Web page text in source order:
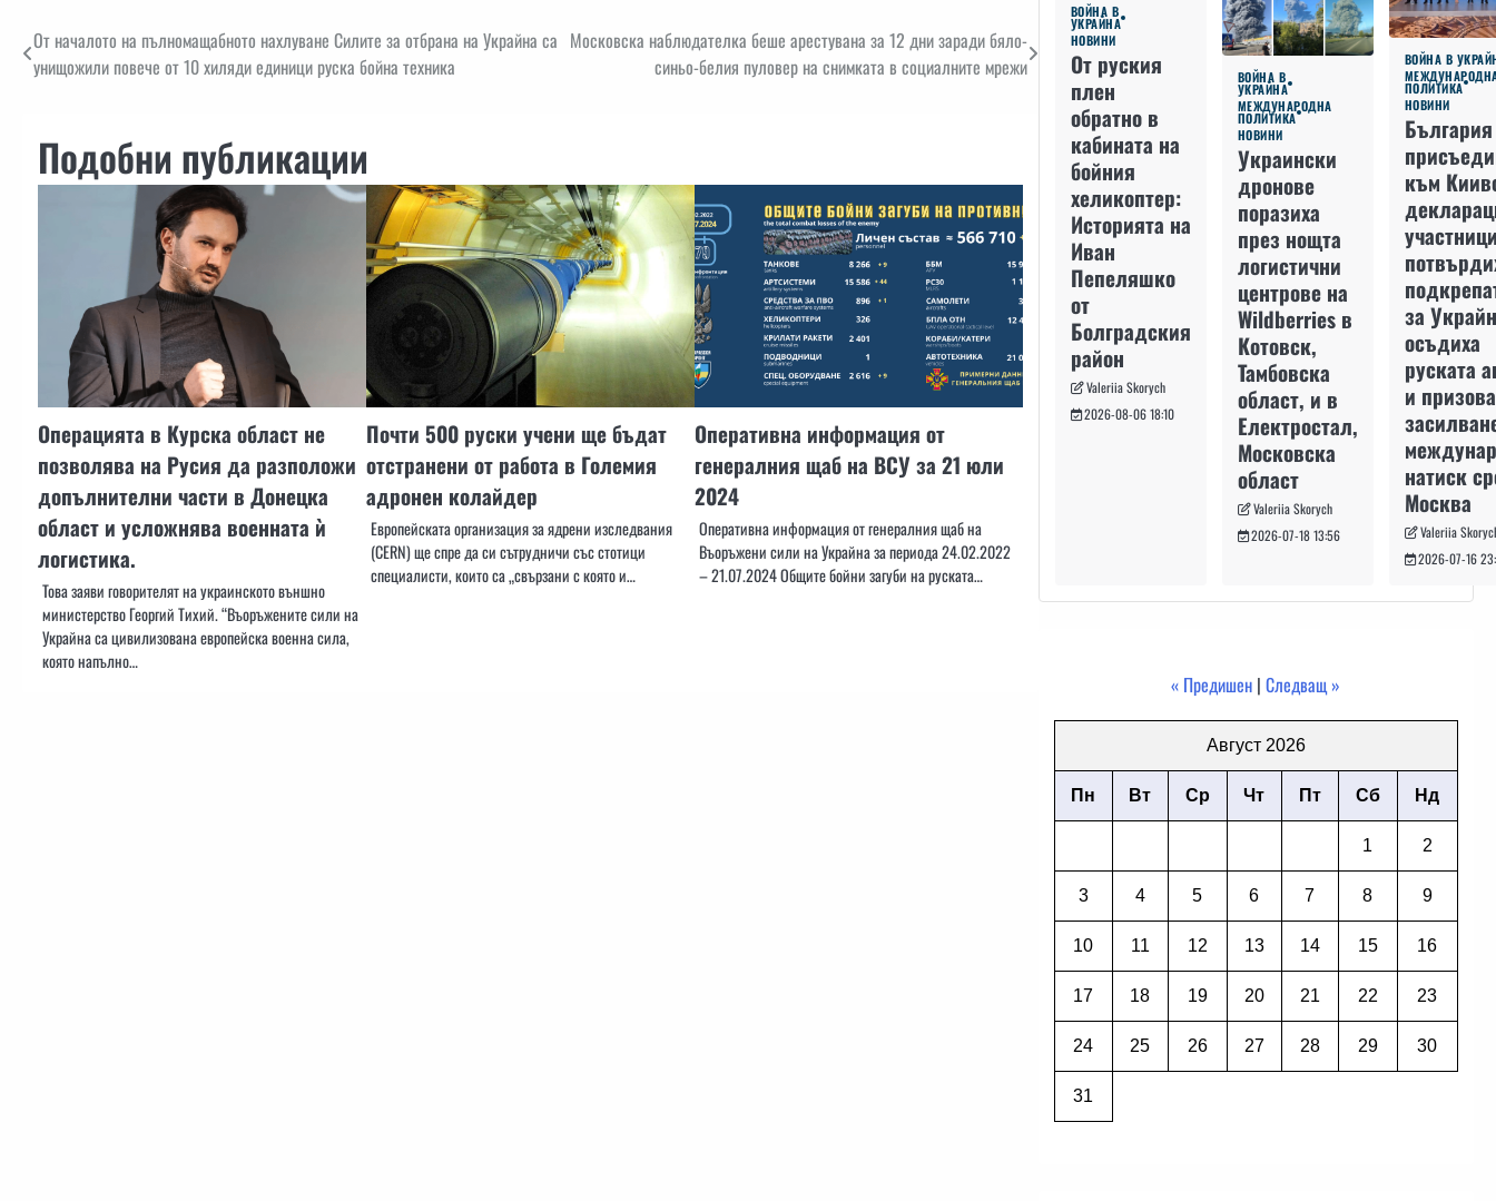
Навигация
От началото на пълномащабното нахлуване Силите за отбрана на Украйна са
унищожили повече от 10 хиляди единици руска бойна техника
Московска наблюдателка беше арестувана за 12 дни заради бяло-
синьо-белия пуловер на снимката в социалните мрежи
Подобни публикации
Операцията в Курска област не
позволява на Русия да разположи
допълнителни части в Донецка
област и усложнява военната ѝ
логистика.
Това заяви говорителят на украинското външно
министерство Георгий Тихий. “Въоръжените сили на
Украйна са цивилизована европейска военна сила,
която напълно…
Почти 500 руски учени ще бъдат
отстранени от работа в Големия
адронен колайдер
Европейската организация за ядрени изследвания
(CERN) ще спре да си сътрудничи със стотици
специалисти, които са „свързани с която и…
Оперативна информация от
генералния щаб на ВСУ за 21 юли
2024
Оперативна информация от генералния щаб на
Въоръжени сили на Украйна за периода 24.02.2022
– 21.07.2024 Общите бойни загуби на руската…
ВОЙНА В
УКРАЙНА
НОВИНИ
От руския
плен
обратно в
кабината на
бойния
хеликоптер:
Историята на
Иван
Пепеляшко
от
Болградския
район
Valeriia Skorych
2026-08-06 18:10
ВОЙНА В
УКРАЙНА
МЕЖДУНАРОДНА
ПОЛИТИКА
НОВИНИ
Украински
дронове
поразиха
през нощта
логистични
центрове на
Wildberries в
Котовск,
Тамбовска
област, и в
Електростал,
Московска
област
Valeriia Skorych
2026-07-18 13:56
ВОЙНА В
ПОЛИТИКА
НОВИНИ
към
за
осъдиха
руската
и
натиск
Москва
Valeriia
2026-07-16
« Предишен |Следващ »
Август 2026
Пн Вт Ср Чт Пт Сб Нд
1 2
3 4 5 6 7 8 9
10 11 12 13 14 15 16
17 18 19 20 21 22 23
24 25 26 27 28 29 30
31